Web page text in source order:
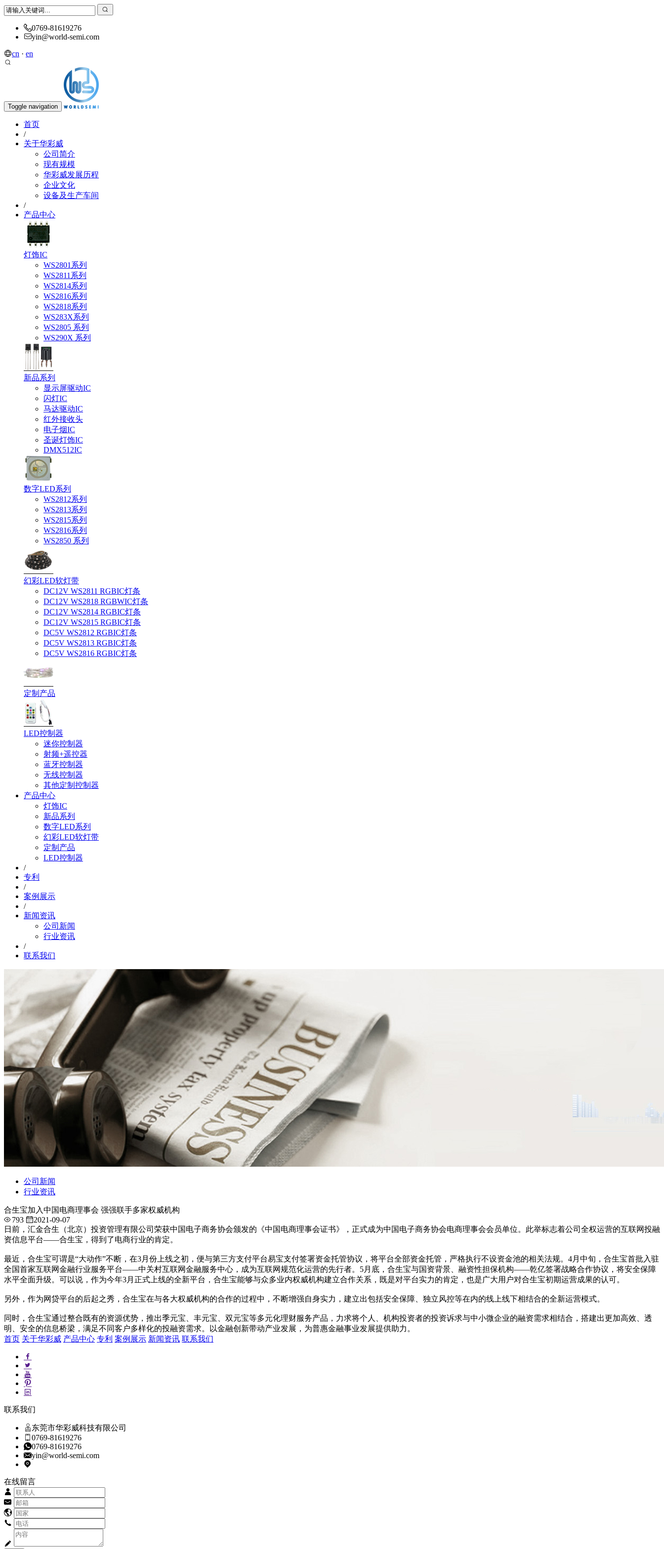
0769-81619276
yin@world-semi.com
cn · en
Toggle navigation
首页
/
关于华彩威
公司简介
现有规模
华彩威发展历程
企业文化
设备及生产车间
/
产品中心
灯饰IC
WS2801系列
WS2811系列
WS2814系列
WS2816系列
WS2818系列
WS283X系列
WS2805 系列
WS290X 系列
新品系列
显示屏驱动IC
闪灯IC
马达驱动IC
红外接收头
电子烟IC
圣诞灯饰IC
DMX512IC
数字LED系列
WS2812系列
WS2813系列
WS2815系列
WS2816系列
WS2850 系列
幻彩LED软灯带
DC12V WS2811 RGBIC灯条
DC12V WS2818 RGBWIC灯条
DC12V WS2814 RGBIC灯条
DC12V WS2815 RGBIC灯条
DC5V WS2812 RGBIC灯条
DC5V WS2813 RGBIC灯条
DC5V WS2816 RGBIC灯条
定制产品
LED控制器
迷你控制器
射频+遥控器
蓝牙控制器
无线控制器
其他定制控制器
产品中心
灯饰IC
新品系列
数字LED系列
幻彩LED软灯带
定制产品
LED控制器
/
专利
/
案例展示
/
新闻资讯
公司新闻
行业资讯
/
联系我们
公司新闻
行业资讯
合生宝加入中国电商理事会 强强联手多家权威机构
793
2021-09-07
日前，汇金合生（北京）投资管理有限公司荣获中国电子商务协会颁发的《中国电商理事会证书》，正式成为中国电子商务协会电商理事会会员单位。此举标志着公司全权运营的互联网投融
资信息平台——合生宝，得到了电商行业的肯定。
最近，合生宝可谓是“大动作”不断，在3月份上线之初，便与第三方支付平台易宝支付签署资金托管协议，将平台全部资金托管，严格执行不设资金池的相关法规。4月中旬，合生宝首批入驻
全国首家互联网金融行业服务平台——中关村互联网金融服务中心，成为互联网规范化运营的先行者。5月底，合生宝与国资背景、融资性担保机构——乾亿签署战略合作协议，将安全保障
水平全面升级。可以说，作为今年3月正式上线的全新平台，合生宝能够与众多业内权威机构建立合作关系，既是对平台实力的肯定，也是广大用户对合生宝初期运营成果的认可。
另外，作为网贷平台的后起之秀，合生宝在与各大权威机构的合作的过程中，不断增强自身实力，建立出包括安全保障、独立风控等在内的线上线下相结合的全新运营模式。
同时，合生宝通过整合既有的资源优势，推出季元宝、丰元宝、双元宝等多元化理财服务产品，力求将个人、机构投资者的投资诉求与中小微企业的融资需求相结合，搭建出更加高效、透
明、安全的信息桥梁，满足不同客户多样化的投融资需求。以金融创新带动产业发展，为普惠金融事业发展提供助力。
首页 关于华彩威 产品中心 专利 案例展示 新闻资讯 联系我们
联系我们
东莞市华彩威科技有限公司
0769-81619276
0769-81619276
yin@world-semi.com
在线留言